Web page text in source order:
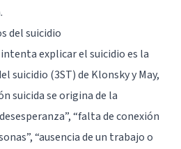
del suicidio
explicar el suicidio es la
suicidio (3ST) de Klonsky y May,
suicida se origina de la
“falta de conexión
“ausencia de un trabajo o